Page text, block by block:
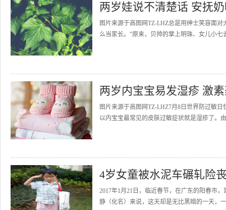
两岁娃说不清楚话 安抚
图片来源于高图网TZ-LHZ总是用绅士笑容面
么当家长。”原来，贝帅的掌上明珠、女儿小
两岁内宝宝易发湿疹 激
图片来源于高图网TZ-LHZ7月8日世界防过敏
以内宝宝最常见的皮肤过敏症状就是湿疹了。
4岁女童被水泥车碾轧险
2017年1月21日，临近春节，在广东的阳春市
静（化名）来说，这天却是无比黑暗的一天，